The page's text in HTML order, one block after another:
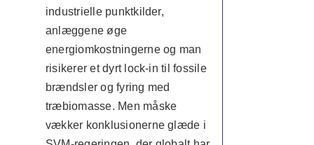
industrielle punktkilder,
anlæggene øge
energiomkostningerne og man
risikerer et dyrt lock-in til fossile
brændsler og fyring med
træbiomasse. Men måske
vækker konklusionerne glæde i